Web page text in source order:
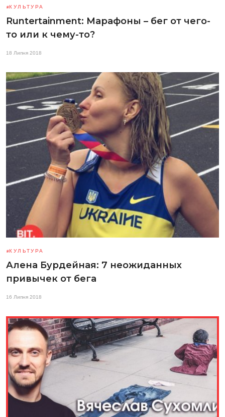
КУЛЬТУРА
Runtertainment: Марафоны – бег от чего-
то или к чему-то?
18 Липня 2018
КУЛЬТУРА
Алена Бурдейная: 7 неожиданных
привычек от бега
16 Липня 2018